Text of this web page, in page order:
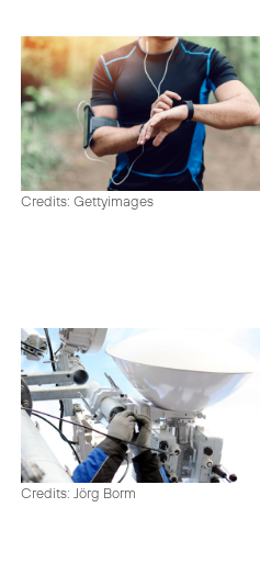
Credits: Gettyimages
Credits: Jörg Borm